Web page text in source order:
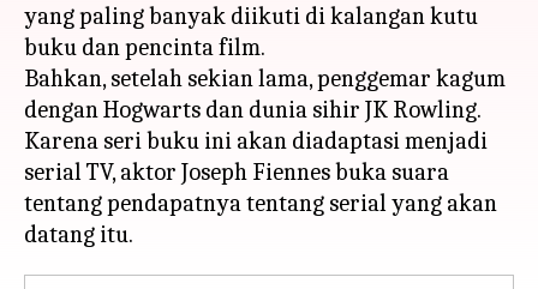
yang paling banyak diikuti di kalangan kutu
buku dan pencinta film.
Bahkan, setelah sekian lama, penggemar kagum
dengan Hogwarts dan dunia sihir JK Rowling.
Karena seri buku ini akan diadaptasi menjadi
serial TV, aktor Joseph Fiennes buka suara
tentang pendapatnya tentang serial yang akan